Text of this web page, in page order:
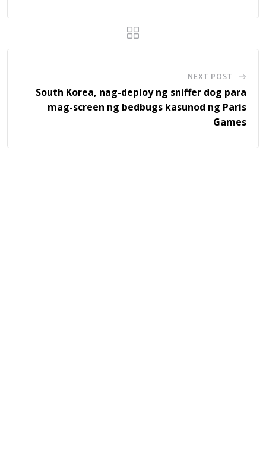
NEXT POST
South Korea, nag-deploy ng sniffer dog para
mag-screen ng bedbugs kasunod ng Paris
Games